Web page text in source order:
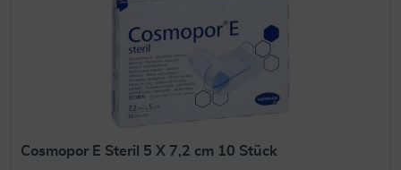
Cosmopor E Steril 5 X 7,2 cm 10 Stück